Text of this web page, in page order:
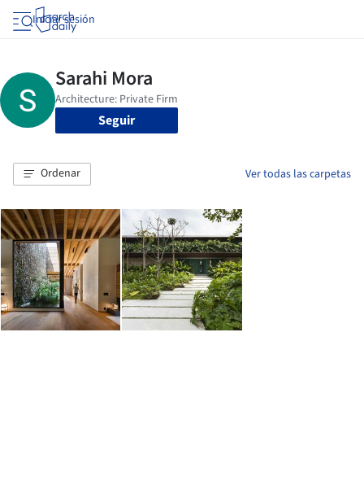
Iniciar sesión
Seguir
Ordenar Ver todas las carpetas